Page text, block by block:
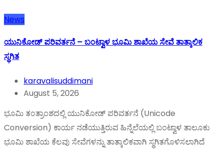
News
ಯುನಿಕೋಡ್ ಪರಿವರ್ತನೆ – ಬಂಟ್ವಾಳ ಭೂಮಿ ಶಾಖೆಯ ಸೇವೆ ತಾತ್ಕಾಲಿಕ
ಸ್ಥಗಿತ
karavalisuddimani
August 5, 2026
ಭೂಮಿ ತಂತ್ರಾಂಶದಲ್ಲಿ ಯುನಿಕೋಡ್ ಪರಿವರ್ತನೆ (Unicode
Conversion) ಕಾರ್ಯ ನಡೆಯುತ್ತಿರುವ ಹಿನ್ನೆಲೆಯಲ್ಲಿ ಬಂಟ್ವಾಳ ತಾಲೂಕು
ಭೂಮಿ ಶಾಖೆಯ ಕೆಲವು ಸೇವೆಗಳನ್ನು ತಾತ್ಕಾಲಿಕವಾಗಿ ಸ್ಥಗಿತಗೊಳಿಸಲಾಗಿದೆ